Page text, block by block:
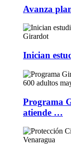
Avanza
Inician
Programa
atiende …